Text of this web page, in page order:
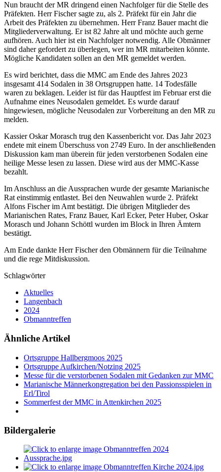
Nun braucht der MR dringend einen Nachfolger für die Stelle des
Präfekten. Herr Fischer sagte zu, als 2. Präfekt für ein Jahr die
Arbeit des Präfekten zu übernehmen. Herr Franz Bauer macht die
Mitgliederverwaltung. Er ist 82 Jahre alt und möchte auch gerne
aufhören. Auch hier ist ein Nachfolger notwendig. Alle Obmänner
sind daher gefordert zu überlegen, wer im MR mitarbeiten könnte.
Mögliche Kandidaten sollen an den MR gemeldet werden.
Es wird berichtet, dass die MMC am Ende des Jahres 2023
insgesamt 414 Sodalen in 38 Ortsgruppen hatte. 14 Todesfälle
waren zu beklagen. Leider ist für das Hauptfest im Februar erst die
Aufnahme eines Neusodalen gemeldet. Es wurde darauf
hingewiesen, mögliche Neusodalen zur Vorbereitung an den MR zu
melden.
Kassier Oskar Morasch trug den Kassenbericht vor. Das Jahr 2023
endete mit einem Überschuss von 2749 Euro. In der anschließenden
Diskussion kam man überein für jeden verstorbenen Sodalen eine
heilige Messe lesen zu lassen. Diese wird aus der MMC-Kasse
bezahlt.
Im Anschluss an die Aussprachen wurde der gesamte Marianische
Rat einstimmig entlastet. Bei den Neuwahlen wurde 2. Präfekt
Alfons Fischer im Amt bestätigt. Die übrigen Mitglieder des
Marianischen Rates, Franz Bauer, Karl Ecker, Peter Huber, Oskar
Morasch und Johann Schöttl wurden im Block in Ihren Ämtern
bestätigt.
Am Ende dankte Herr Fischer den Obmännern für die Teilnahme
und die rege Mitdiskussion.
Schlagwörter
Aktuelles
Langenbach
2024
Obmanntreffen
Ähnliche Artikel
Ortsgruppe Hallbergmoos 2025
Ortsgruppe Aufkirchen/Notzing 2025
Messe für die verstorbenen Sodalen mit Gedanken zur MMC
Marianische Männerkongregation bei den Passionsspielen in
Erl/Tirol
Sommerfest der MMC in Attenkirchen 2025
Bildergalerie